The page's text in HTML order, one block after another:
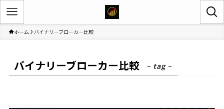
ホーム バイナリーブローカー比較
バイナリーブローカー比較 – tag –